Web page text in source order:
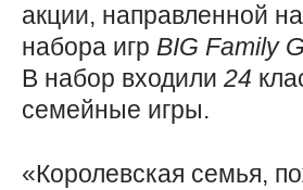
акции, направленной
набора игр BIG Family
В набор входили 24
семейные игры.
«Королевская семья,